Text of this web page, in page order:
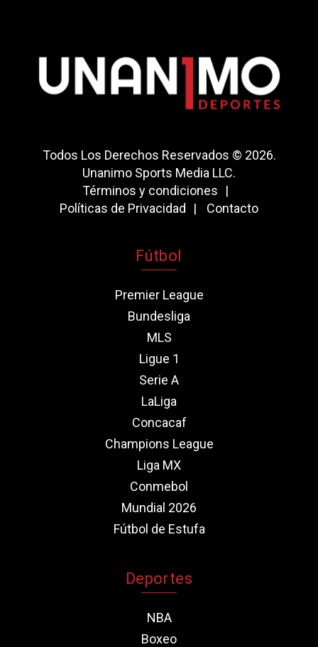
Todos Los Derechos Reservados © 2026.
Unanimo Sports Media LLC.
Términos y condiciones
Políticas de Privacidad
Contacto
Fútbol
Premier League
Bundesliga
MLS
Ligue 1
Serie A
LaLiga
Concacaf
Champions League
Liga MX
Conmebol
Mundial 2026
Fútbol de Estufa
Deportes
NBA
Boxeo